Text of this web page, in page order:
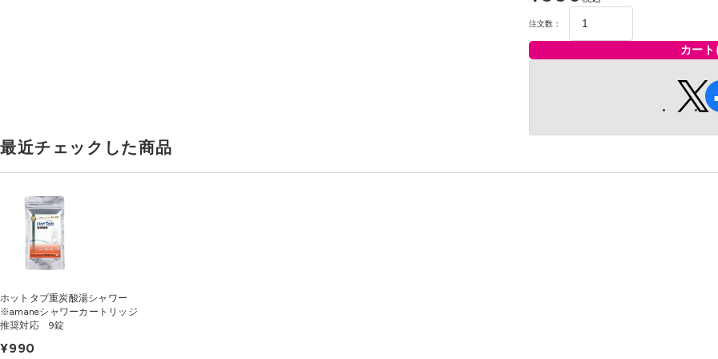
注文数：
カー
最近チェックした商品
ホットタブ重炭酸湯シャワー
※amaneシャワーカートリッジ
推奨対応 9錠
¥990